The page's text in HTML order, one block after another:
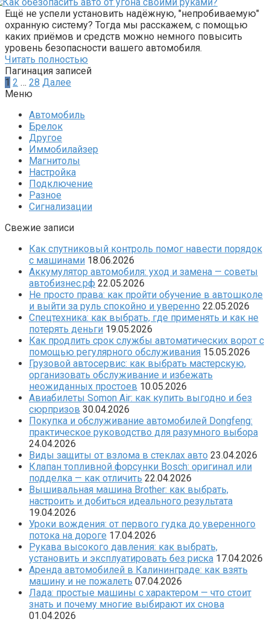
Ещё не успели установить надёжную, "непробиваемую"
охранную систему? Тогда мы расскажем, с помощью
каких приёмов и средств можно немного повысить
уровень безопасности вашего автомобиля.
Читать полностью
Пагинация записей
1 2 … 28 Далее
Меню
Автомобиль
Брелок
Другое
Иммобилайзер
Магнитолы
Настройка
Подключение
Разное
Сигнализации
Свежие записи
Как спутниковый контроль помог навести порядок
с машинами 18.06.2026
Аккумулятор автомобиля: уход и замена — советы
автобизнес.рф 22.05.2026
Не просто права: как пройти обучение в автошколе
и выйти за руль спокойно и уверенно 22.05.2026
Спецтехника: как выбрать, где применять и как не
потерять деньги 19.05.2026
Как продлить срок службы автоматических ворот с
помощью регулярного обслуживания 15.05.2026
Грузовой автосервис: как выбрать мастерскую,
организовать обслуживание и избежать
неожиданных простоев 10.05.2026
Авиабилеты Somon Air: как купить выгодно и без
сюрпризов 30.04.2026
Покупка и обслуживание автомобилей Dongfeng:
практическое руководство для разумного выбора
24.04.2026
Виды защиты от взлома в стеклах авто 23.04.2026
Клапан топливной форсунки Bosch: оригинал или
подделка — как отличить 22.04.2026
Вышивальная машина Brother: как выбрать,
настроить и добиться идеального результата
19.04.2026
Уроки вождения: от первого гудка до уверенного
потока на дороге 17.04.2026
Рукава высокого давления: как выбрать,
установить и эксплуатировать без риска 17.04.2026
Аренда автомобилей в Калининграде: как взять
машину и не пожалеть 07.04.2026
Лада: простые машины с характером — что стоит
знать и почему многие выбирают их снова
01.04.2026